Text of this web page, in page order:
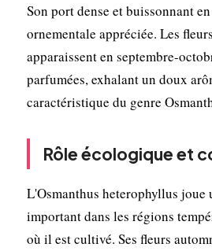
Son port dense et buissonnant
ornementale appréciée. Les
apparaissent en septembre-
parfumées, exhalant un doux
caractéristique du genre
Rôle écologique et
L'Osmanthus heterophyllus joue
important dans les régions
où il est cultivé. Ses fleurs